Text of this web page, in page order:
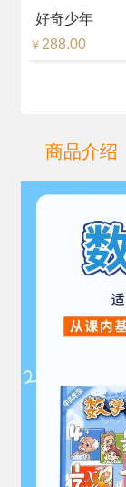
好奇少年
￥ 288.00
商品介绍